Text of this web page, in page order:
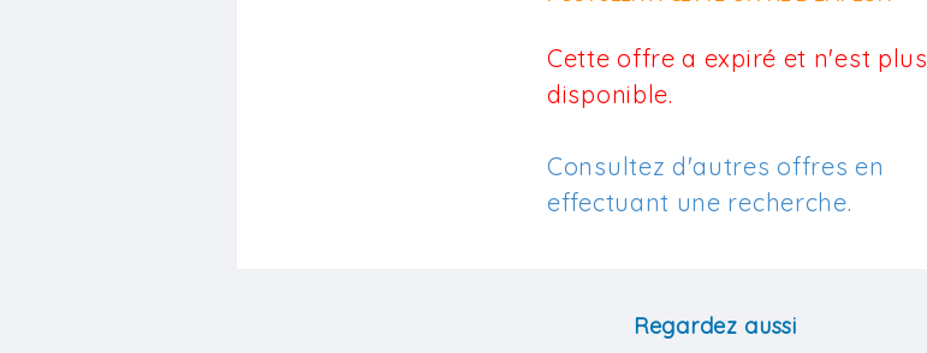
Cette offre a expiré et n'est plus
disponible.
Consultez d'autres offres en
effectuant une recherche.
Regardez aussi